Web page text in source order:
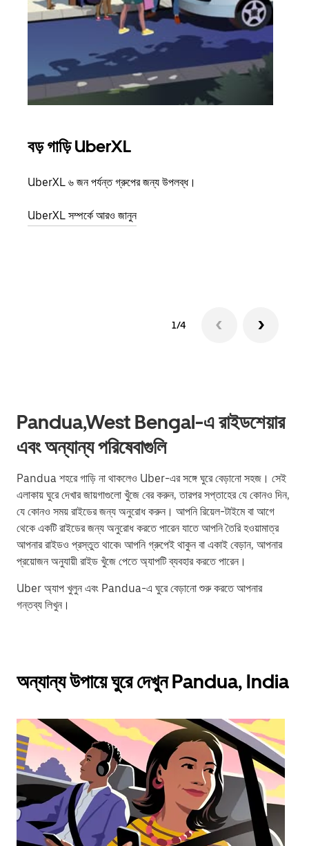
বড় গাড়ি UberXL
UberXL ৬ জন পর্যন্ত গ্রুপের জন্য উপলব্ধ।
UberXL সম্পর্কে আরও জানুন
1/4
Pandua,West Bengal-এ রাইডশেয়ার
এবং অন্যান্য পরিষেবাগুলি
Pandua শহরে গাড়ি না থাকলেও Uber-এর সঙ্গে ঘুরে বেড়ানো সহজ। সেই
এলাকায় ঘুরে দেখার জায়গাগুলো খুঁজে বের করুন, তারপর সপ্তাহের যে কোনও দিন,
যে কোনও সময় রাইডের জন্য অনুরোধ করুন। আপনি রিয়েল-টাইমে বা আগে
থেকে একটি রাইডের জন্য অনুরোধ করতে পারেন যাতে আপনি তৈরি হওয়ামাত্র
আপনার রাইডও প্রস্তুত থাকে৷ আপনি গ্রুপেই থাকুন বা একাই বেড়ান, আপনার
প্রয়োজন অনুযায়ী রাইড খুঁজে পেতে অ্যাপটি ব্যবহার করতে পারেন।
Uber অ্যাপ খুলুন এবং Pandua-এ ঘুরে বেড়ানো শুরু করতে আপনার
গন্তব্য লিখুন।
অন্যান্য উপায়ে ঘুরে দেখুন Pandua, India